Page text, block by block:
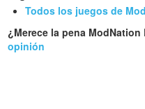
Todos los juegos de
¿Merece la pena ModNation
opinión